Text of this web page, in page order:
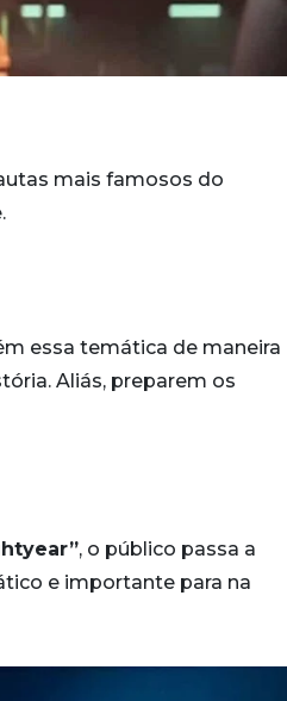
mais famosos do
essa temática de maneira
Aliás, preparem os
, o público passa a
e importante para na